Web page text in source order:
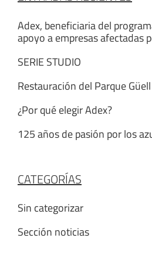
Adex, beneficiaria del
apoyo a empresas afectadas
SERIE STUDIO
Restauración del Parque Güell
¿Por qué elegir Adex?
125 años de pasión por los
CATEGORÍAS
Sin categorizar
Sección noticias